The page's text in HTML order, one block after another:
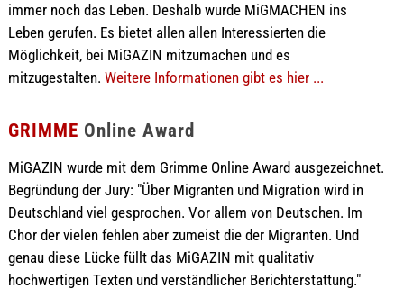
immer noch das Leben. Deshalb wurde MiGMACHEN ins
Leben gerufen. Es bietet allen allen Interessierten die
Möglichkeit, bei MiGAZIN mitzumachen und es
mitzugestalten. Weitere Informationen gibt es hier ...
GRIMME Online Award
MiGAZIN wurde mit dem Grimme Online Award ausgezeichnet.
Begründung der Jury: "Über Migranten und Migration wird in
Deutschland viel gesprochen. Vor allem von Deutschen. Im
Chor der vielen fehlen aber zumeist die der Migranten. Und
genau diese Lücke füllt das MiGAZIN mit qualitativ
hochwertigen Texten und verständlicher Berichterstattung."